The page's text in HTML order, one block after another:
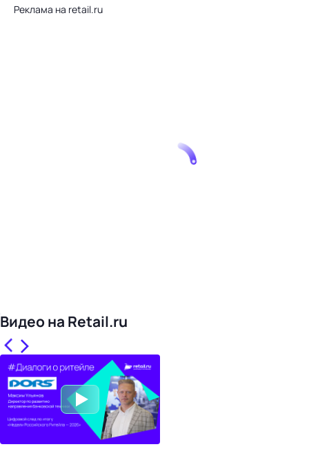
Реклама на retail.ru
Видео на Retail.ru